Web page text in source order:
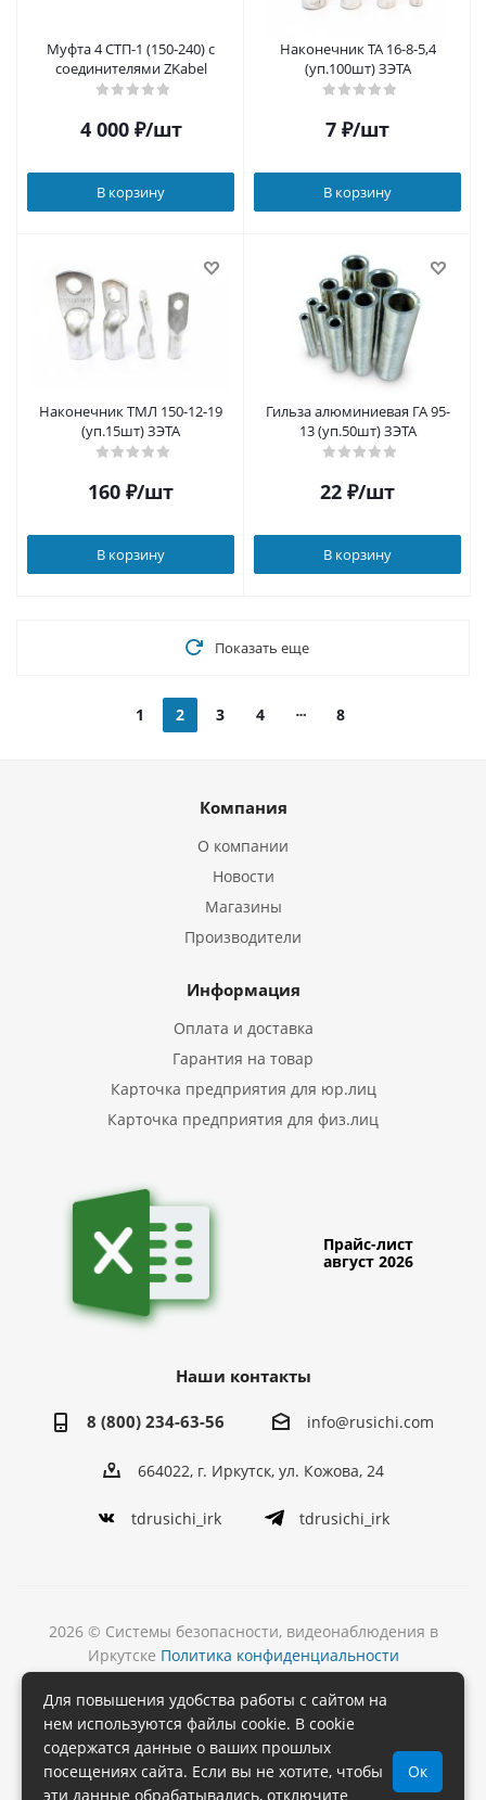
Муфта 4 СТП-1 (150-240) с
соединителями ZKabel
4 000₽/шт
В корзину
Наконечник ТА 16-8-5,4
(уп.100шт) ЗЭТА
7 ₽/шт
В корзину
Наконечник ТМЛ 150-12-19
(уп.15шт) ЗЭТА
160 ₽/шт
В корзину
Гильза алюминиевая ГА 95-
13 (уп.50шт) ЗЭТА
22 ₽/шт
В корзину
Показать еще
1 2 3 4 8
Компания
О компании
Новости
Магазины
Производители
Информация
Оплата и доставка
Гарантия на товар
Карточка предприятия для юр.лиц
Карточка предприятия для физ.лиц
Прайс-лист
август 2026
Наши контакты
8 (800) 234-63-56 info@rusichi.com
664022, г. Иркутск, ул. Кожова, 24
tdrusichi_irk tdrusichi_irk
2026 © Системы безопасности, видеонаблюдения в
Иркутске Политика конфиденциальности
Разработка
и поддержка сайта
Для повышения удобства работы с сайтом на
нем используются файлы cookie. В cookie
содержатся данные о ваших прошлых
посещениях сайта. Если вы не хотите, чтобы
эти данные обрабатывались, отключите
Ок